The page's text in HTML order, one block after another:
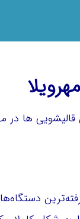
ها در